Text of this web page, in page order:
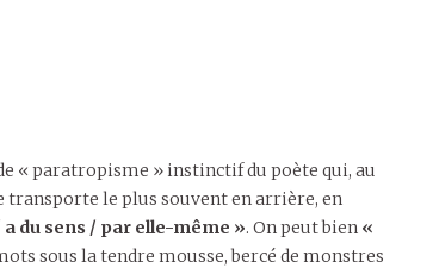
« paratropisme » instinctif du poète qui, au
transporte le plus souvent en arrière, en
du sens / par elle-même ». On peut bien «
sous la tendre mousse, bercé de monstres